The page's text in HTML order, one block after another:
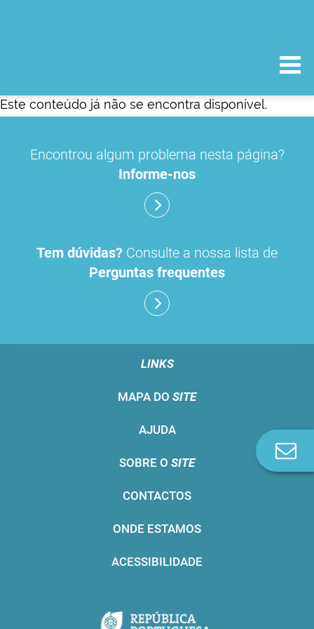
Este conteúdo já não se encontra disponível.
Encontrou algum problema nesta página?
Informe-nos
Tem dúvidas? Consulte a nossa lista de
Perguntas frequentes
LINKS
MAPA DO SITE
AJUDA
SOBRE O SITE
CONTACTOS
ONDE ESTAMOS
ACESSIBILIDADE